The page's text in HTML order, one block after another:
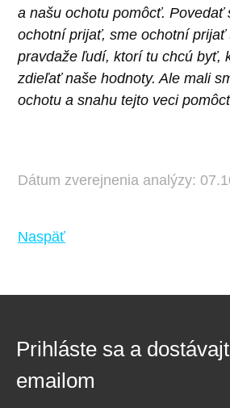
a našu ochotu pomôcť. Povedať
ochotní prijať, sme ochotní
pravdaže ľudí, ktorí tu chcú byť,
zdieľať naše hodnoty. Ale mali
ochotu a snahu tejto veci
Dátum zverejnenia analýzy:
Naspäť
Prihláste sa a
emailom